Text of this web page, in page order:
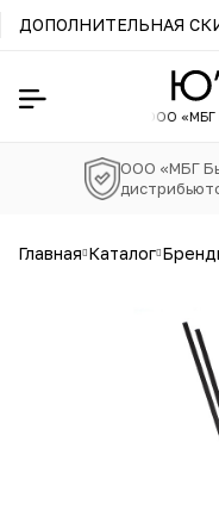
ДОПОЛНИТЕЛЬНАЯ
дистрибьютора ООО «МБГ
ООО «МБГ
главная каталог